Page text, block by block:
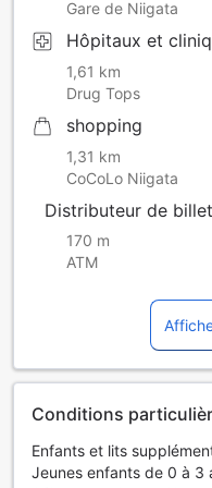
Gare de Niigata
Hôpitaux et
1,61 km
Drug Tops
shopping
1,31 km
CoCoLo Niigata
Distributeur de
170 m
ATM
Conditions
Enfants et lits
Jeunes enfants de 0 à 3